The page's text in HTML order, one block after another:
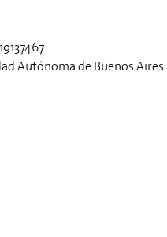
Autónoma de Buenos Aires.